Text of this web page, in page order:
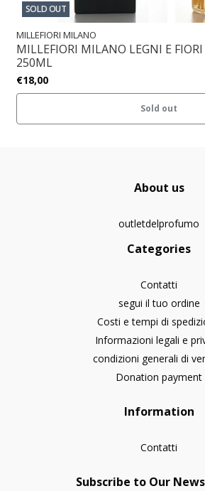
SOLD OUT
MILLEFIORI MILANO
MILLEFIORI MILANO LEGNI E
250ML
€18,00
Sold out
About us
outletdelprofumo
Categories
Contatti
segui il tuo ordine
Costi e tempi di
Informazioni legali e
condizioni generali di
Donation payment
Information
Contatti
Subscribe to Our